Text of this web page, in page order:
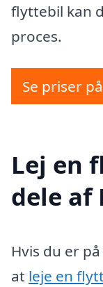
flyttebil kan
proces.
Se priser
Lej en
dele af
Hvis du er
at leje en